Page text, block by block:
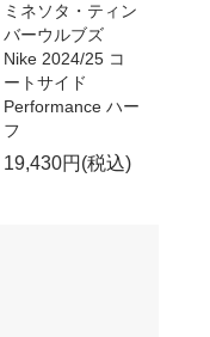
ミネソタ・ティン
バーウルブズ
Nike 2024/25 コ
ートサイド
Performance ハー
フ
19,430円(税込)